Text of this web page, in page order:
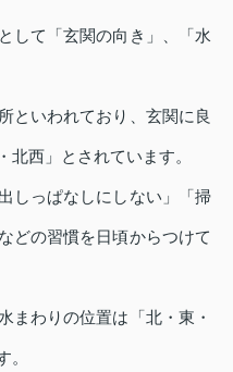
して「玄関の向き」、「水
といわれており、玄関に良
北西」とされています。
しっぱなしにしない」「掃
どの習慣を日頃からつけて
まわりの位置は「北・東・
。